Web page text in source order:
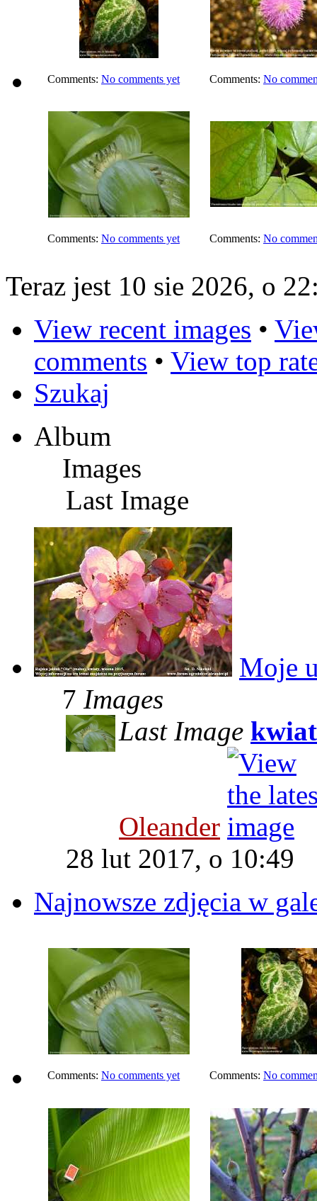
Comments: No comments yet Comments: No
Comments: No comments yet Comments: No
Teraz jest 10 sie 2026, o
View recent images •
comments • View top
Szukaj
Album
Images
Last Image
Moje
7 Images
Last Image
Oleander
28 lut 2017, o 10:49
Najnowsze zdjęcia w
Comments: No comments yet Comments: No